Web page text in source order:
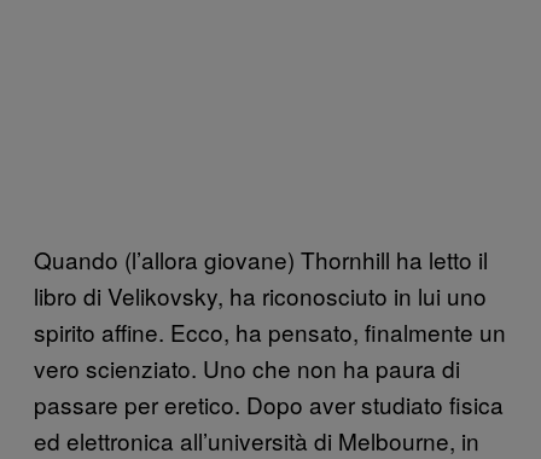
Quando (l’allora giovane) Thornhill ha letto il
libro di Velikovsky, ha riconosciuto in lui uno
spirito affine. Ecco, ha pensato, finalmente un
vero scienziato. Uno che non ha paura di
passare per eretico. Dopo aver studiato fisica
ed elettronica all’università di Melbourne, in